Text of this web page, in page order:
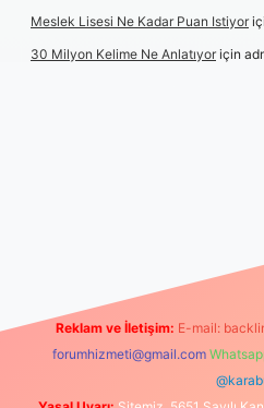
Meslek Lisesi Ne Kadar Puan Istiyor
30 Milyon Kelime Ne Anlatıyoriçin
Reklam ve İletişim: E-mail:
forumhizmeti@gmail.com